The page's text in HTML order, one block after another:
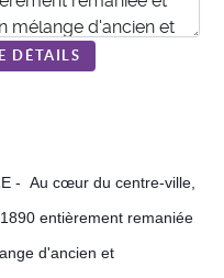
DÉTAILS
- Au cœur du centre-ville,
entièrement remaniée
d'ancien et